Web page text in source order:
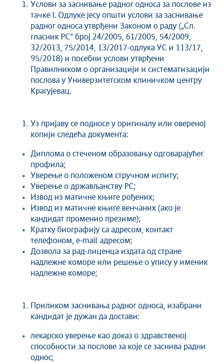
Услови за заснивање радног односа за послове из
тачке I. Одлуке јесу општи услови за заснивање
радног односа утврђени Законом о раду („Сл.
гласник РС“ број 24/2005, 61/2005, 54/2009,
32/2013, 75/2014, 13/2017-одлука УС и 113/17,
95/2018) и посебни услови утврђени
Правилником о организацији и систематизацији
послова у Универзитетском клиничком центру
Крагујевац.
Уз пријаву се подносе у оригиналу или овереној
копији следећа документа:
Диплома о стеченом образовању одговарајућег
профила;
Уверење о положеном стручном испиту;
Уверење о држављанству РС;
Извод из матичне књиге рођених;
Извод из матичне књиге венчаних (ако је
кандидат променио презиме);
Кратку биографију са адресом, контакт
телефоном, е-mail адресом;
Дозвола за рад-лиценца издата од стране
надлежне коморе или решење о упису у именик
надлежне коморе;
Приликом заснивања радног односа, изабрани
кандидат је дужан да достави:
лекарско уверење као доказ о здравственој
способности за послове за које се заснива радни
однос;